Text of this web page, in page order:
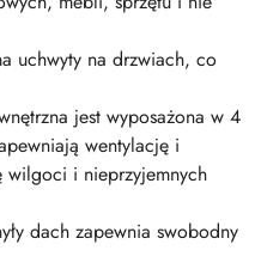
uchwyty na drzwiach, co
jest wyposażona w 4
wentylację i
wilgoci i nieprzyjemnych
dach zapewnia swobodny